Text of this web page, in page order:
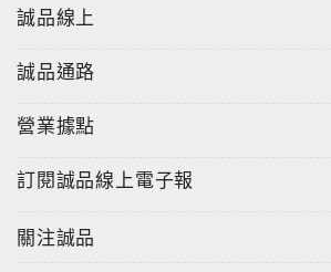
誠品線上
誠品通路
營業據點
訂閱誠品線上電子報
關注誠品